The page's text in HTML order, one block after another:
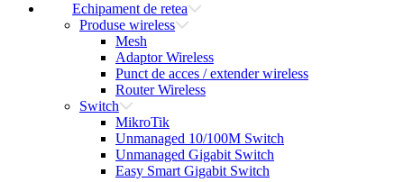
Echipament de retea
Produse wireless
Mesh
Adaptor Wireless
Punct de acces / extender wireless
Router Wireless
Switch
MikroTik
Unmanaged 10/100M Switch
Unmanaged Gigabit Switch
Easy Smart Gigabit Switch